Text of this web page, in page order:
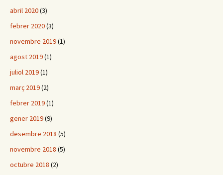
abril 2020(3)
febrer 2020(3)
novembre 2019(1)
agost 2019(1)
juliol 2019(1)
març 2019(2)
febrer 2019(1)
gener 2019(9)
desembre 2018 (5)
novembre 2018 (5)
octubre 2018 (2)